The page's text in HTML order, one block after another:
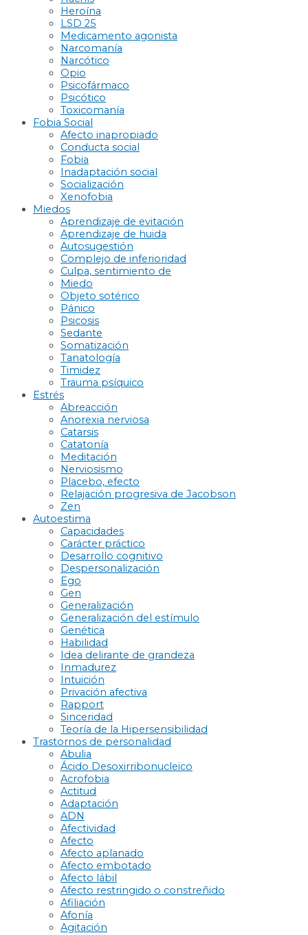
Heroína
LSD 25
Medicamento agonista
Narcomanía
Narcótico
Opio
Psicofármaco
Psicótico
Toxicomanía
Fobia Social
Afecto inapropiado
Conducta social
Fobia
Inadaptación social
Socialización
Xenofobia
Miedos
Aprendizaje de evitación
Aprendizaje de huida
Autosugestión
Complejo de inferioridad
Culpa, sentimiento de
Miedo
Objeto sotérico
Pánico
Psicosis
Sedante
Somatización
Tanatología
Timidez
Trauma psíquico
Estrés
Abreacción
Anorexia nerviosa
Catarsis
Catatonía
Meditación
Nerviosismo
Placebo, efecto
Relajación progresiva de Jacobson
Zen
Autoestima
Capacidades
Carácter práctico
Desarrollo cognitivo
Despersonalización
Ego
Gen
Generalización
Generalización del estímulo
Genética
Habilidad
Idea delirante de grandeza
Inmadurez
Intuición
Privación afectiva
Rapport
Sinceridad
Teoría de la Hipersensibilidad
Trastornos de personalidad
Abulia
Ácido Desoxirribonucleico
Acrofobia
Actitud
Adaptación
ADN
Afectividad
Afecto
Afecto aplanado
Afecto embotado
Afecto lábil
Afecto restringido o constreñido
Afiliación
Afonía
Agitación